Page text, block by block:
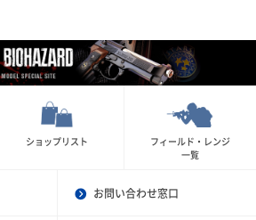
ショップリスト
フィールド・レンジ
一覧
お問い合わせ窓口